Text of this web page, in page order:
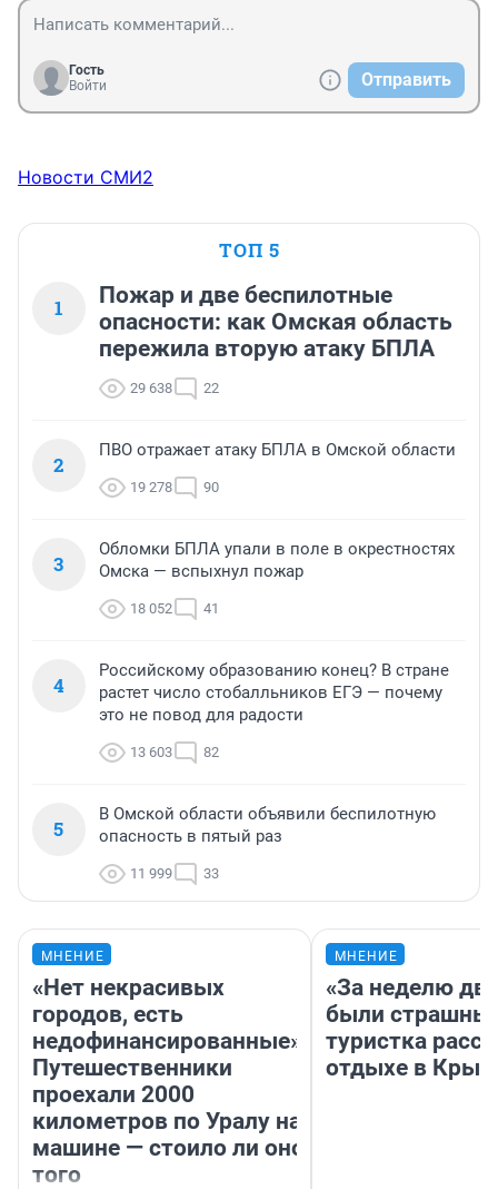
Гость
Войти
Отправить
Новости СМИ2
ТОП 5
1
Пожар и две беспилотные
опасности: как Омская область
пережила вторую атаку БПЛА
29 638 22
2
ПВО отражает атаку БПЛА в Омской области
19 278 90
3
Обломки БПЛА упали в поле в окрестностях
Омска — вспыхнул пожар
18 052 41
4
Российскому образованию конец? В стране
растет число стобалльников ЕГЭ — почему
это не повод для радости
13 603 82
5
В Омской области объявили беспилотную
опасность в пятый раз
11 999 33
МНЕНИЕ
«Нет некрасивых
городов, есть
недофинансированные».
Путешественники
проехали 2000
километров по Уралу на
машине — стоило ли оно
того
МНЕНИЕ
«За неделю
были
туристка
отдыхе в